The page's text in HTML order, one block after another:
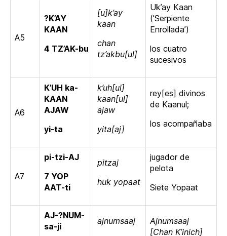
A5
?K’AY
KAAN
4 TZ’AK-bu
[u]k’ay
kaan
chan
tz’akbu[ul]
Uk’ay Kaan
(’Serpiente
Enrollada’)
los cuatro
sucesivos
A6
K’UH ka-
KAAN
AJAW
yi-ta
k’uh[ul]
kaan[ul]
ajaw
yita[aj]
rey[es] divinos
de Kaanul;
los acompañaba
A7
pi-tzi-AJ
7 YOP
AAT-ti
pitzaj
huk yopaat
jugador de
pelota
Siete Yopaat
AJ-?NUM-
sa-ji
ajnumsaaj
Ajnumsaaj
[Chan K’inich]